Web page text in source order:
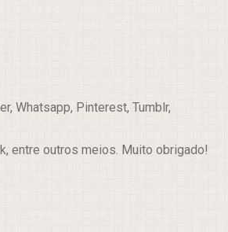
Whatsapp, Pinterest, Tumblr,
entre outros meios. Muito obrigado!